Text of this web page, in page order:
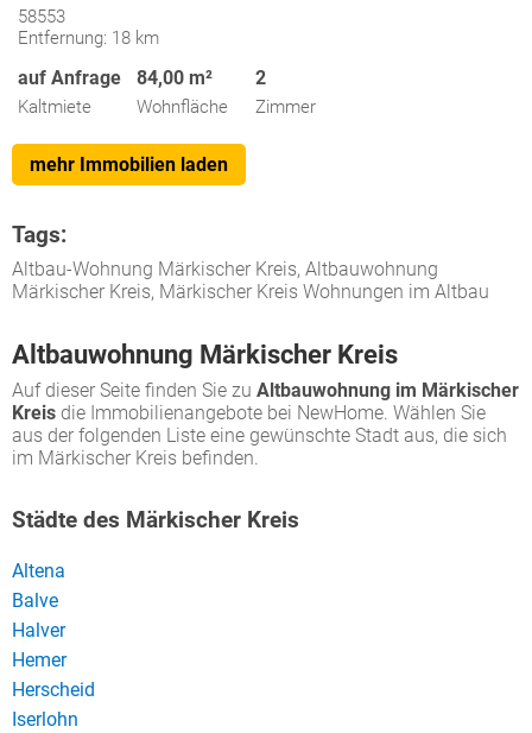
58553
Entfernung: 18 km
auf Anfrage
Kaltmiete
84,00 m²
Wohnfläche
2
Zimmer
mehr Immobilien laden
Tags:
Altbau-Wohnung Märkischer Kreis, Altbauwohnung
Märkischer Kreis, Märkischer Kreis Wohnungen im Altbau
Altbauwohnung Märkischer Kreis
Auf dieser Seite finden Sie zu Altbauwohnung im Märkischer
Kreis die Immobilienangebote bei NewHome. Wählen Sie
aus der folgenden Liste eine gewünschte Stadt aus, die sich
im Märkischer Kreis befinden.
Städte des Märkischer Kreis
Altena
Balve
Halver
Hemer
Herscheid
Iserlohn